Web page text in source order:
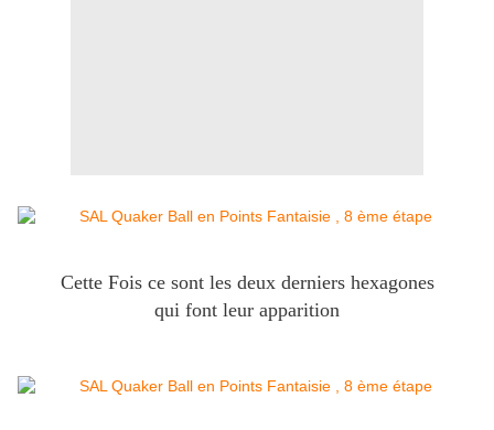
Cette Fois ce sont les deux derniers hexagones
qui font leur apparition